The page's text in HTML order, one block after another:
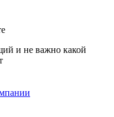
и не важно какой